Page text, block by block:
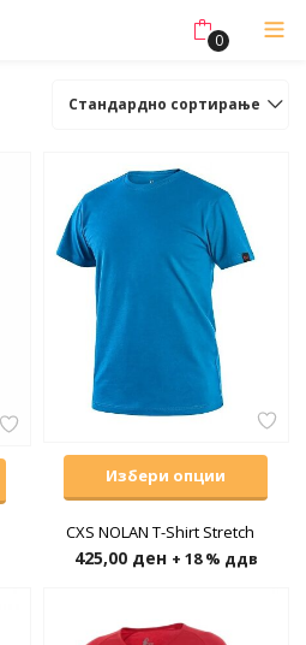
0
Стандардно сортирање
Избери опции
CXS NOLAN T-Shirt Stretch
425,00 ден + 18 % ддв